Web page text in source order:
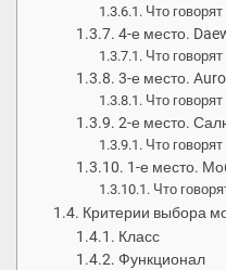
Что
4-е место.
Что
3-е место.
Что
2-е место.
Что
1-е место.
Что
Критерии выбора
Класс
Функционал